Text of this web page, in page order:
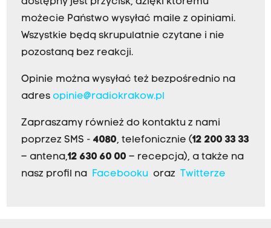
możecie Państwo wysyłać maile z opiniami.
Wszystkie będą skrupulatnie czytane i nie
pozostaną bez reakcji.
Opinie można wysyłać też bezpośrednio na
adres opinie@radiokrakow.pl
Zapraszamy również do kontaktu z nami
poprzez SMS - 4080, telefonicznie (12 200 33 33
– antena,12 630 60 00 – recepcja), a także na
nasz profil na Facebookuoraz Twitterze